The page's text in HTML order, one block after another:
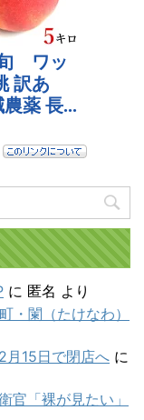
に 匿名 より
・闌（たけなわ）
月15日で閉店へ に
「裸が見たい」